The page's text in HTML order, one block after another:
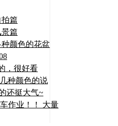
篇
篇
颜色的花盆
，很好看
种颜色的说
还挺大气~
作业！！ 大量